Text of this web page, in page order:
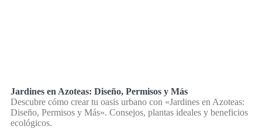
Jardines en Azoteas: Diseño, Permisos y Más
Descubre cómo crear tu oasis urbano con «Jardines en Azoteas:
Diseño, Permisos y Más». Consejos, plantas ideales y beneficios
ecológicos.